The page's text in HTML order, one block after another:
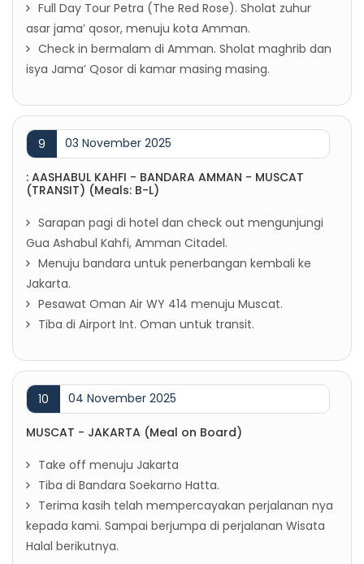
Full Day Tour Petra (The Red Rose). Sholat zuhur
asar jama’ qosor, menuju kota Amman.
Check in bermalam di Amman. Sholat maghrib dan
isya Jama’ Qosor di kamar masing masing.
9 03 November 2025
: AASHABUL KAHFI - BANDARA AMMAN - MUSCAT
(TRANSIT) (Meals: B-L)
Sarapan pagi di hotel dan check out mengunjungi
Gua Ashabul Kahfi, Amman Citadel.
Menuju bandara untuk penerbangan kembali ke
Jakarta.
Pesawat Oman Air WY 414 menuju Muscat.
Tiba di Airport Int. Oman untuk transit.
10 04 November 2025
MUSCAT - JAKARTA (Meal on Board)
Take off menuju Jakarta
Tiba di Bandara Soekarno Hatta.
Terima kasih telah mempercayakan perjalanan nya
kepada kami. Sampai berjumpa di perjalanan Wisata
Halal berikutnya.